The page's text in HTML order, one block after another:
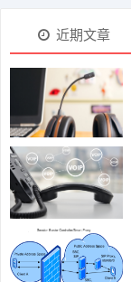
近期文章